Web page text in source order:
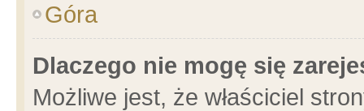
Góra
Dlaczego nie mogę się
Możliwe jest, że właściciel